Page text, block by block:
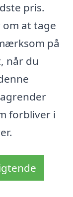
pris.
om at tage
på
når du
forbliver i